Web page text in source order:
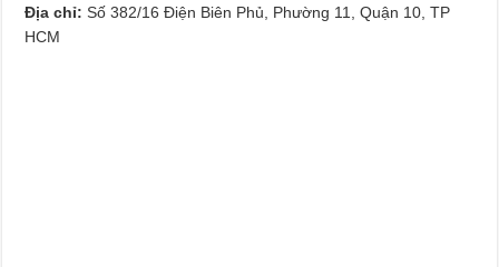
Địa chỉ: Số 382/16 Điện Biên Phủ, Phường 11, Quận 10, TP
HCM